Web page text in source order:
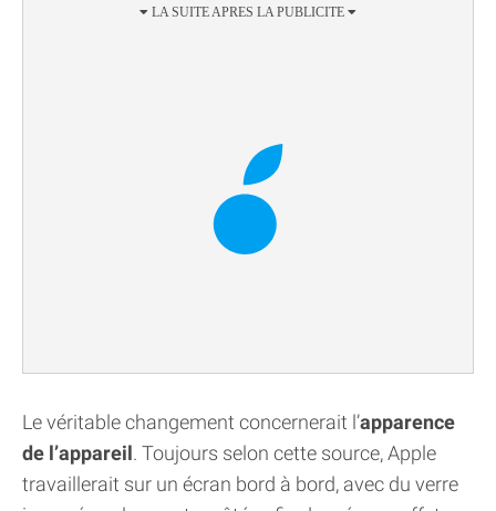
Le véritable changement concernerait l’apparence
de l’appareil. Toujours selon cette source, Apple
travaillerait sur un écran bord à bord, avec du verre